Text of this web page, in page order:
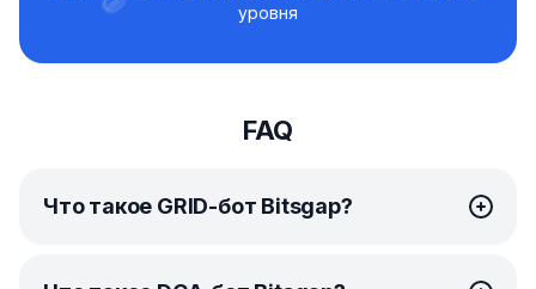
уровня
FAQ
Что такое GRID-бот Bitsgap?
GRID-бот
от Bitsgap — это продвинутый инструмент